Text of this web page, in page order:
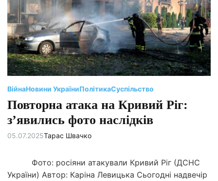
в
н
и
й
ч
а
с
ч
и
т
я
ВійнаНовини УкраїниПолітикаСуспільство
Повторна атака на Кривий Ріг:
зʼявились фото наслідків
05.07.2025Тарас Швачко
Фото: росіяни атакували Кривий Ріг (ДСНС
України) Автор: Каріна Левицька Сьогодні надвечір